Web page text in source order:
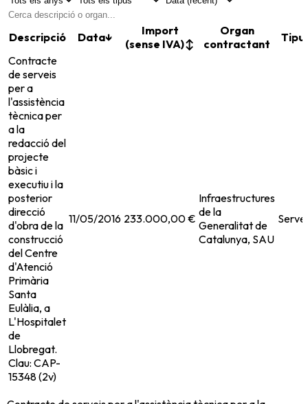
Descripció Data↓
Import
(sense IVA)↕
Organ
contractant
Contracte
de serveis
per a
l'assistència
tècnica per
a la
redacció del
projecte
bàsic i
executiu i la
posterior
direcció
d'obra de la
construcció
del Centre
d'Atenció
Primària
Santa
Eulàlia, a
L'Hospitalet
de
Llobregat.
Clau: CAP-
15348 (2v)
11/05/2016 233.000,00 €
Infraestructures
de la
Generalitat de
Catalunya, SAU